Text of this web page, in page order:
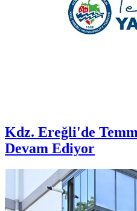
Kdz. Ereğli'de
Devam Ediyor